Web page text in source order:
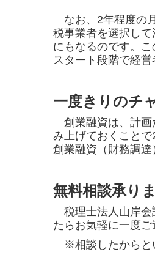
なお、2年程度の
税事業者を選択し
にもなるのです。
スタート段階で経
一度きりのチ
創業融資は、計画
み上げておくこと
創業融資（財務調
無料相談承り
税理士法人山岸会
たらお気軽に一度
※相談したからと